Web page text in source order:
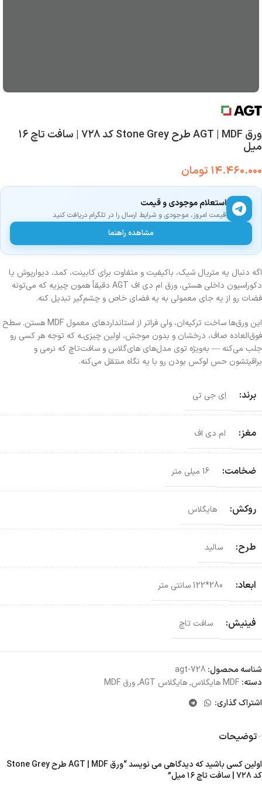
ورق AGT | MDF طرح Stone Grey کد ۷۲۸ | سافت تاچ ۱۶
میل
۱۴.۴۶۰.۰۰۰ تومان
استعلام موجودی و قیمت
قیمت امروز، موجودی و شرایط ارسال را در تلگرام دریافت کنید
مشاهده راهنما
اگه دنبال یه متریال شیک، باکیفیت و متفاوت برای کابینت، کمد، دیوارپوش یا
دکوراسیون داخلی هستی، ورق ام دی اف AGT دقیقاً همون چیزیه که می‌تونه
فضات رو از یه جای معمولی به یه فضای خاص و چشم‌گیر تبدیل کنه.
این ورق‌ها ساخت ترکیه‌ان، ولی فراتر از استانداردهای معمول MDF هستن. سطح
فوق‌العاده صاف، درخشان و بدون موجش، اولین چیزی‌ـه که توجه هر کسی رو
جلب می‌کنه — به‌ویژه توی مدل‌های های‌گلاس و سافت‌تاچ که نرمی و
براقیتشون حس لوکس بودن رو با یه نگاه منتقل می‌کنه.
برند: اِی جی تی
مغز: ام دی اف
ضخامت: 16 میلی متر
روکش: هایگلاس
طرح: سالید
ابعاد: 280*122 سانتی‌ متر
فینیش: سافت تاچ
شناسه محصول: agt-728
دسته: MDF هایگلاس ,هایگلاس AGT ,ورق MDF
اشتراک گذاری:
توضیحات
اولین کسی باشید که دیدگاهی می نویسد “ورق AGT | MDF طرح Stone Grey
کد ۷۲۸ | سافت تاچ ۱۶ میل”